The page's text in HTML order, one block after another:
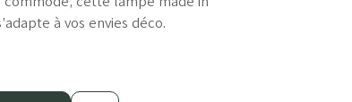
à vos envies déco.